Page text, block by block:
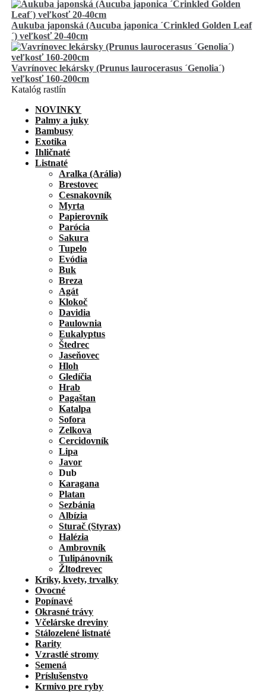
Aukuba japonská (Aucuba japonica ´Crinkled Golden Leaf
´) veľkosť 20-40cm
Vavrínovec lekársky (Prunus laurocerasus ´Genolia´)
veľkosť 160-200cm
Katalóg rastlín
NOVINKY
Palmy a juky
Bambusy
Exotika
Ihličnaté
Listnaté
Aralka (Arália)
Brestovec
Cesnakovník
Myrta
Papierovník
Parócia
Sakura
Tupelo
Evódia
Buk
Breza
Agát
Klokoč
Davidia
Paulownia
Eukalyptus
Štedrec
Jaseňovec
Hloh
Gledíčia
Hrab
Pagaštan
Katalpa
Sofora
Zelkova
Cercidovník
Lipa
Javor
Dub
Karagana
Platan
Sezbánia
Albízia
Sturač (Styrax)
Halézia
Ambrovník
Tulipánovník
Žltodrevec
Kríky, kvety, trvalky
Ovocné
Popínavé
Okrasné trávy
Včelárske dreviny
Stálozelené listnaté
Rarity
Vzrastlé stromy
Semená
Príslušenstvo
Krmivo pre ryby